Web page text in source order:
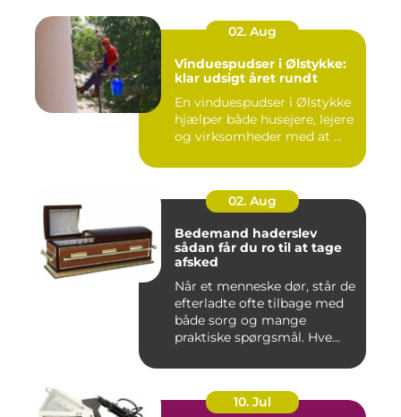
02. Aug
Vinduespudser i Ølstykke:
klar udsigt året rundt
En vinduespudser i Ølstykke
hjælper både husejere, lejere
og virksomheder med at ...
02. Aug
Bedemand haderslev
sådan får du ro til at tage
afsked
Når et menneske dør, står de
efterladte ofte tilbage med
både sorg og mange
praktiske spørgsmål. Hve...
10. Jul